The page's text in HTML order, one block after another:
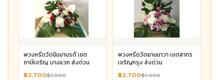
พวงหรีดวัดนิมมานรดี เขต
ภาษีเจริญ บางแวก ส่งด่วน
฿2,700฿3,000
พวงหรีดวัดยานนาวา เขตสาทร
เจริญกรุง ส่งด่วน
฿2,700฿3,000